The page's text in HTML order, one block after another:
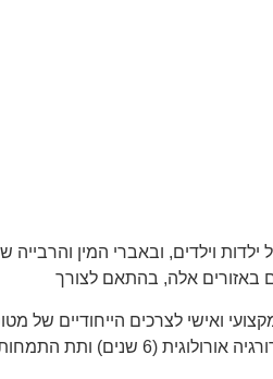
וילדים, ובאברי המין והרבייה
באזורים אלה, בהתאם לצורך
ואישי לצרכים הייחודיים של
צעירים. הכשרתו אורכת לרוב לפחות 15 שנה – לימודי רפואה (7 שנים), התמחות בכירורגיה אורולוגית (6 שנים) ותת